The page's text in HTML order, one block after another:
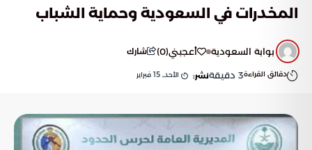
المخدرات في السعودية وحماية الشباب
بوابة السعودية أعجبني(
0
) شارك
دقائق القراءة3 دقيقةنشر: الأحد, 15 فبراير